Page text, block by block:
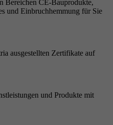
Bereichen CE-Bauprodukte,
und Einbruchhemmung für Sie
ausgestellten Zertifikate auf
und Produkte mit